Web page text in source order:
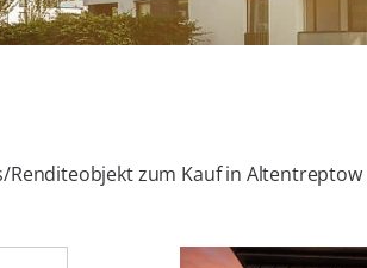
Renditeobjekt zum Kauf in Altentreptow